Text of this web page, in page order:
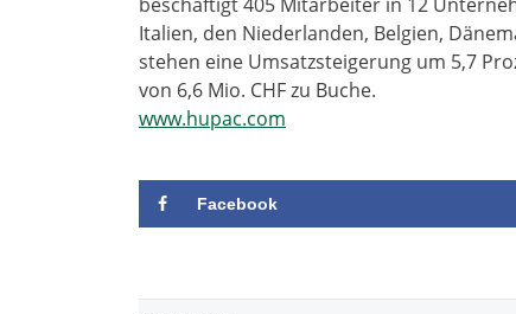
Italien, den Niederlanden, Belgien,
stehen eine Umsatzsteigerung um 5,7
von 6,6 Mio. CHF zu Buche.
www.hupac.com
Facebook